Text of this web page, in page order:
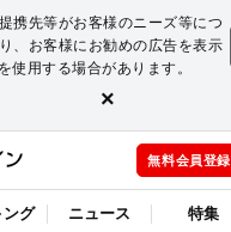
携先等がお客様のニーズ等につ
、お客様にお勧めの広告を表示
使用する場合があります。
×
無料会員登録
ング ニュース 特集